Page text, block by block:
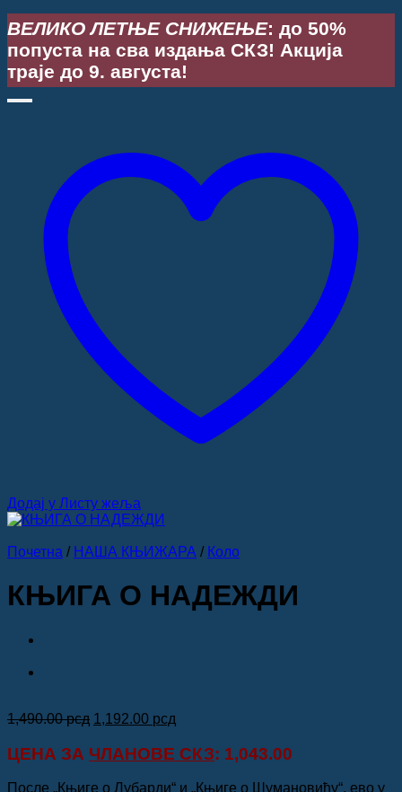
ВЕЛИКО ЛЕТЊЕ СНИЖЕЊЕ: до 50%
попуста на сва издања СКЗ! Акција
траје до 9. августа!
Додај у Листу жеља
Почетна / НАША КЊИЖАРА / Коло
КЊИГА О НАДЕЖДИ
1,490.00рсд Оригинална
је
била:
1,490.00 рсд.
1,192.00 рсд
је:
1,192.00 рсд.
ЦЕНА ЗА ЧЛАНОВЕ СКЗ: 1,043.00
После „Књиге о Лубарди“ и „Књиге о Шумановићу“, ево у